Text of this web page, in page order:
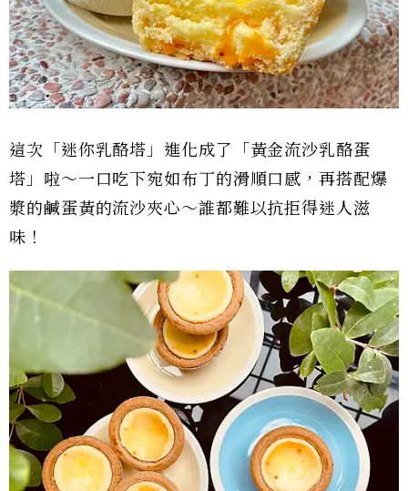
這次「迷你乳酪塔」進化成了「黃金流沙乳酪蛋
塔」啦～一口吃下宛如布丁的滑順口感，再搭配爆
漿的鹹蛋黃的流沙夾心～誰都難以抗拒得迷人滋
味！